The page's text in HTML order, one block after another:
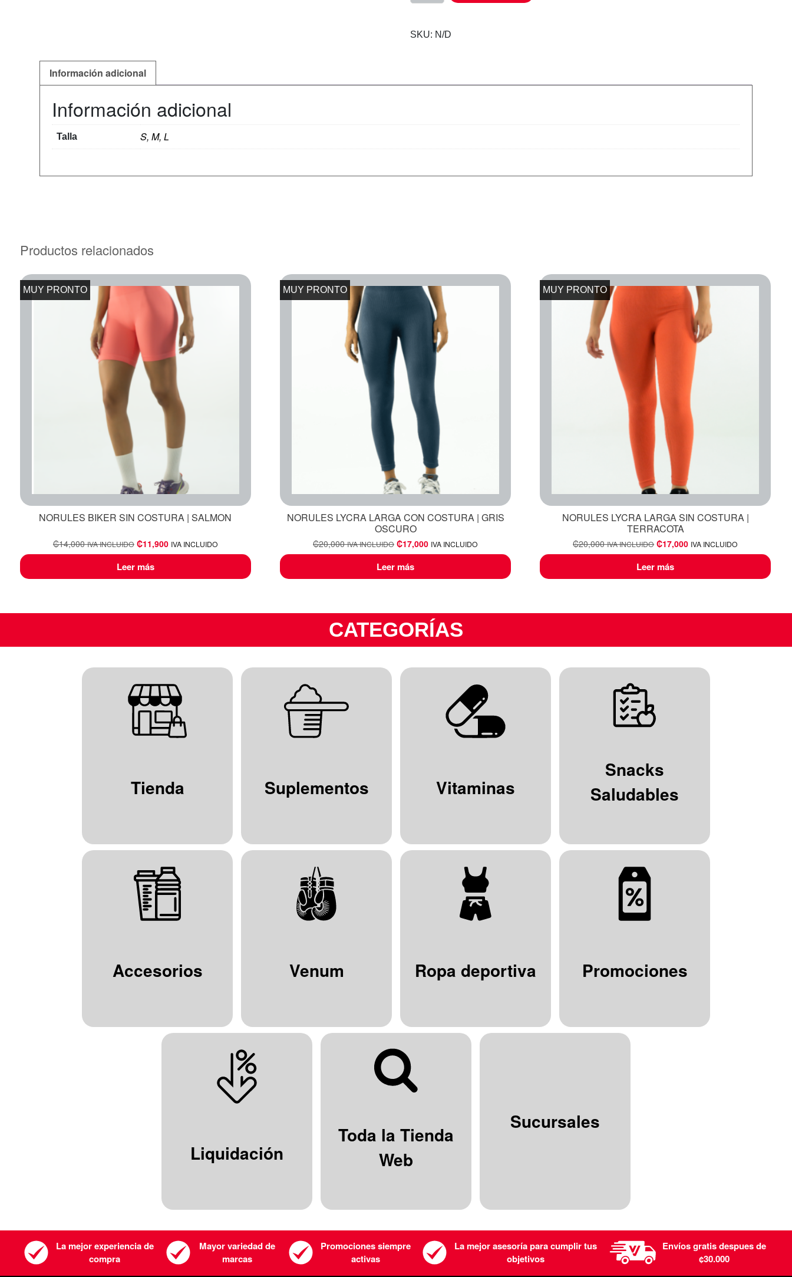
SKU: N/D
Información adicional
Información adicional
Talla S, M, L
Productos relacionados
MUY PRONTO
NORULES BIKER SIN COSTURA | SALMON
₡14,000 IVA INCLUIDO ₡11,900 IVA INCLUIDO
Leer más
MUY PRONTO
NORULES LYCRA LARGA CON COSTURA | GRIS
OSCURO
₡20,000 IVA INCLUIDO ₡17,000 IVA INCLUIDO
Leer más
MUY PRONTO
NORULES LYCRA LARGA SIN COSTURA |
TERRACOTA
₡20,000 IVA INCLUIDO ₡17,000 IVA INCLUIDO
Leer más
CATEGORÍAS
Tienda Suplementos Vitaminas
Snacks
Saludables
Accesorios Venum Ropa deportiva Promociones
Liquidación
Toda la Tienda
Web
Sucursales
La mejor experiencia de
compra
Mayor variedad de
marcas
Promociones siempre
activas
La mejor asesoría para cumplir tus
objetivos
Envíos gratis despues de
¢30.000